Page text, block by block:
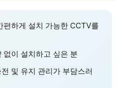
편하게 설치 가능한 CCTV를
없이 설치하고 싶은 분
및 유지 관리가 부담스러